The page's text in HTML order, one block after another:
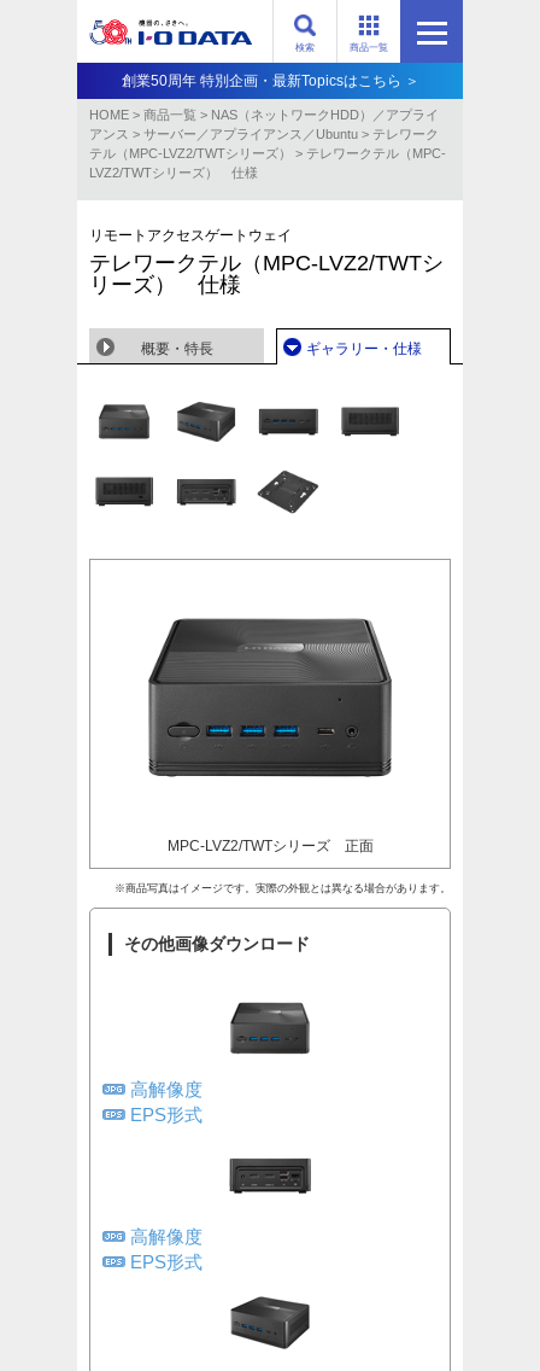
商品一覧
検索
創業50周年 特別企画・最新Topicsはこちら ＞
HOME > 商品一覧 > NAS（ネットワークHDD）／アプライ
アンス​ > サーバー／アプライアンス／Ubuntu > テレワーク
テル（MPC-LVZ2/TWTシリーズ）
> テレワークテル（MPC-
LVZ2/TWTシリーズ） 仕様
リモートアクセスゲートウェイ
テレワークテル（MPC-LVZ2/TWTシ
リーズ） 仕様
概要・特長 ギャラリー・仕様
MPC-LVZ2/TWTシリーズ 正面
※商品写真はイメージです。実際の外観とは異なる場合があります。
その他画像ダウンロード
高解像度
EPS形式
高解像度
EPS形式